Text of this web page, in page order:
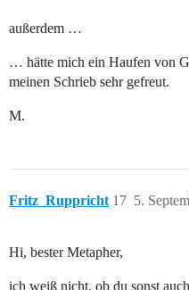
außerdem …
… hätte mich ein Haufen von
meinen Schrieb sehr gefreut.
M.
Fritz_Ruppricht 5.
17
Hi, bester Metapher,
ich weiß nicht, ob du sonst